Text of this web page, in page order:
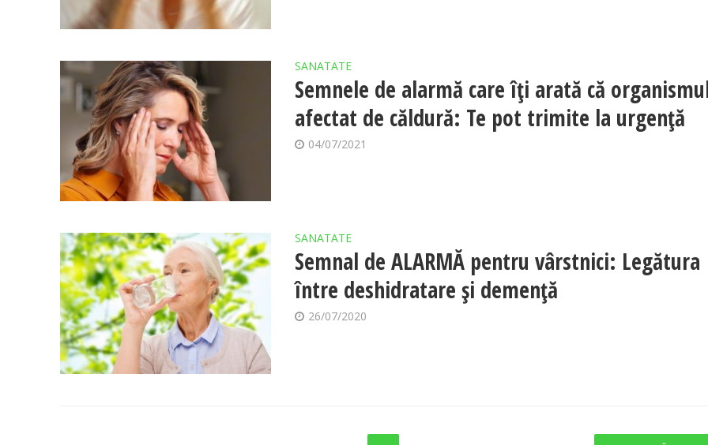
SANATATE
Semnele de alarmă care îți arată că
afectat de căldură: Te pot trimite la urgență
04/07/2021
SANATATE
Semnal de ALARMĂ pentru vârstnici: Legătura
între deshidratare și demență
26/07/2020